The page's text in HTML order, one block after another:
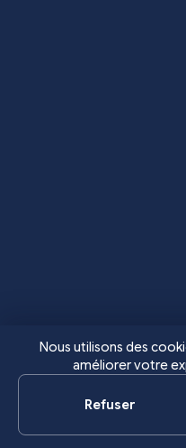
Nous utilisons des
améliorer votre
Refuser